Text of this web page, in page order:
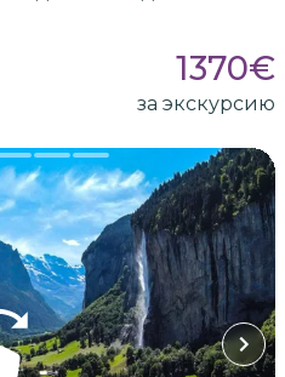
1370€
за экскурсию